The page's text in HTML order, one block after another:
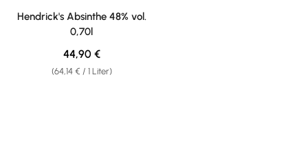
Durchschnittliche Bewertung von 5 von 5 Sternen
Hendrick's Absinthe 48% vol.
0,70l
(64,14 € / 1 Liter)
Regulärer Preis:
44,90 €